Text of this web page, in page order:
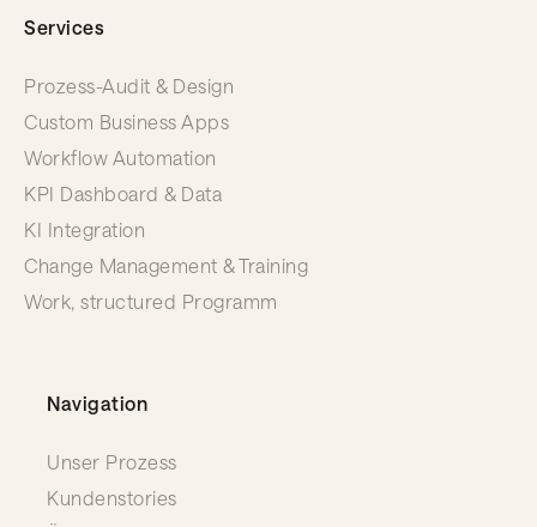
Services
Prozess-Audit & Design
Custom Business Apps
Workflow Automation
KPI Dashboard & Data
KI Integration
Change Management & Training
Work, structured Programm
Navigation
Unser Prozess
Kundenstories